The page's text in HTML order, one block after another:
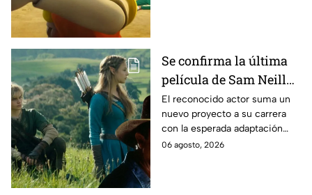
Se confirma la última
película de Sam Neill
antes de morir: esto es
lo que se sabe hasta
ahora
El reconocido actor suma un
nuevo proyecto a su carrera
con la esperada adaptación
cinematográfica del popular
06 agosto, 2026